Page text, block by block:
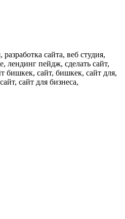
сайта, веб студия,
лендинг пейдж, сделать сайт,
бишкек, сайт, бишкек, сайт для,
сайт для бизнеса,